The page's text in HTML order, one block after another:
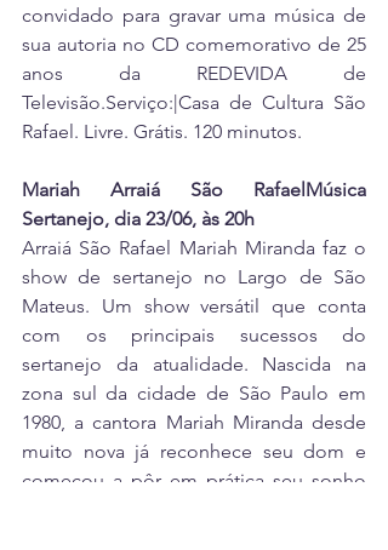
convidado para gravar uma música de
sua autoria no CD comemorativo de 25
anos da REDEVIDA de
Televisão.Serviço:|Casa de Cultura São
Rafael. Livre. Grátis. 120 minutos.
Mariah Arraiá São RafaelMúsica
Sertanejo, dia 23/06, às 20h
Arraiá São Rafael Mariah Miranda faz o
show de sertanejo no Largo de São
Mateus. Um show versátil que conta
com os principais sucessos do
sertanejo da atualidade. Nascida na
zona sul da cidade de São Paulo em
1980, a cantora Mariah Miranda desde
muito nova já reconhece seu dom e
começou a pôr em prática seu sonho